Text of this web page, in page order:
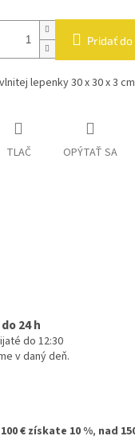
Pridať do
lepenky 30 x 30 x 3
TLAČ OPÝTAŤ SA
24 h
do 12:30
v daný deň.
€ získate 10 %, nad